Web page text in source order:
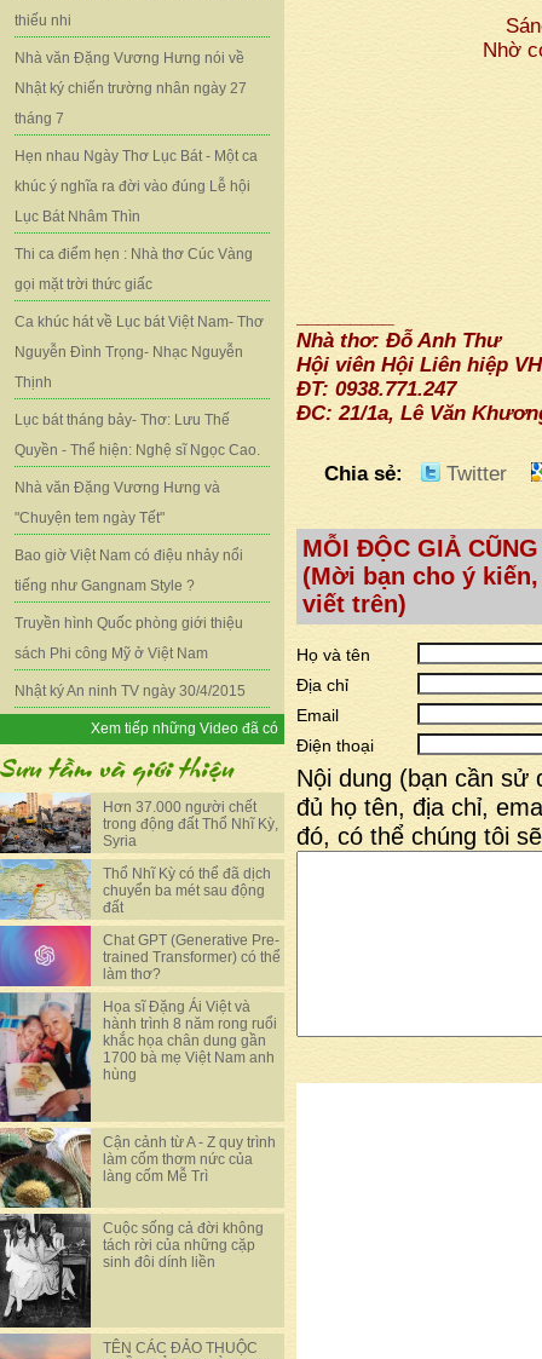
thiếu nhi
Nhà văn Đặng Vương Hưng nói về
Nhật ký chiến trường nhân ngày 27
tháng 7
Hẹn nhau Ngày Thơ Lục Bát - Một ca
khúc ý nghĩa ra đời vào đúng Lễ hội
Lục Bát Nhâm Thìn
Thi ca điểm hẹn : Nhà thơ Cúc Vàng
gọi mặt trời thức giấc
Ca khúc hát về Lục bát Việt Nam- Thơ
Nguyễn Đình Trọng- Nhạc Nguyễn
Thịnh
Lục bát tháng bảy- Thơ: Lưu Thế
Quyền - Thể hiện: Nghệ sĩ Ngọc Cao.
Nhà văn Đặng Vương Hưng và
"Chuyện tem ngày Tết"
Bao giờ Việt Nam có điệu nhảy nổi
tiếng như Gangnam Style ?
Truyền hình Quốc phòng giới thiệu
sách Phi công Mỹ ở Việt Nam
Nhật ký An ninh TV ngày 30/4/2015
Xem tiếp những Video đã có
Hơn 37.000 người chết
trong động đất Thổ Nhĩ Kỳ,
Syria
Thổ Nhĩ Kỳ có thể đã dịch
chuyển ba mét sau động
đất
Chat GPT (Generative Pre-
trained Transformer) có thể
làm thơ?
Họa sĩ Đặng Ái Việt và
hành trình 8 năm rong ruổi
khắc họa chân dung gần
1700 bà mẹ Việt Nam anh
hùng
Cận cảnh từ A - Z quy trình
làm cốm thơm nức của
làng cốm Mễ Trì
Cuộc sống cả đời không
tách rời của những cặp
sinh đôi dính liền
TÊN CÁC ĐẢO THUỘC
Nhờ
Nhà thơ: Đỗ Anh Thư
Hội viên Hội Liên hiệp
ĐT: 0938.771.247
ĐC: 21/1a, Lê Văn
Chia sẻ: Twitter
MỖI ĐỘC GIẢ
(Mời bạn cho ý
viết trên)
Họ và tên
Địa chỉ
Email
Điện thoại
Nội dung (bạn cần sử
đủ họ tên, địa chỉ,
đó, có thể chúng tôi